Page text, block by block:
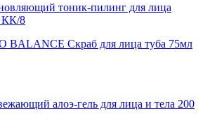
тоник-пилинг для лица
КК/8
Скраб для лица туба 75мл
алоэ-гель для лица и тела 200